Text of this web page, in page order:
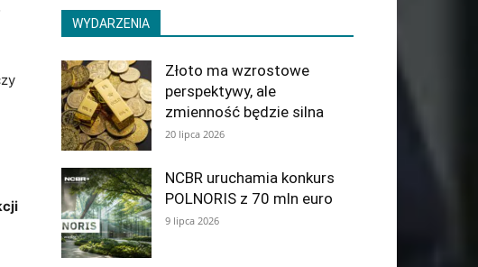
WYDARZENIA
Złoto ma wzrostowe
perspektywy, ale
zmienność będzie silna
20 lipca 2026
NCBR uruchamia konkurs
POLNORIS z 70 mln euro
9 lipca 2026